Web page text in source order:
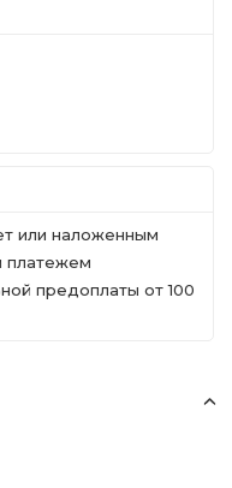
или наложенным
платежем
предоплаты от 100